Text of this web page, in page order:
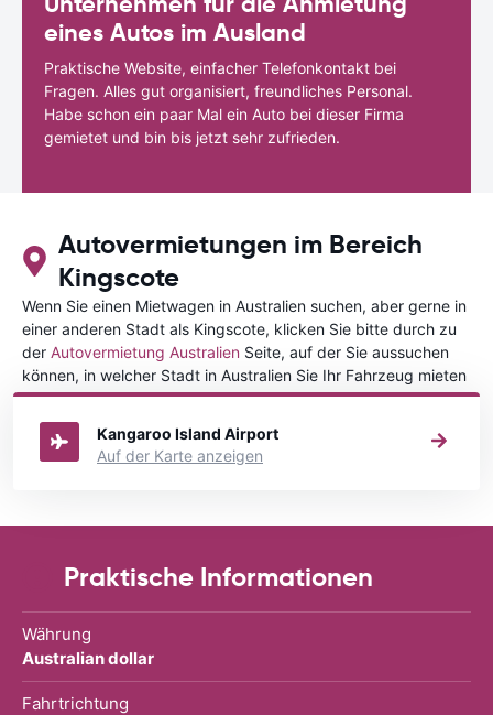
eines Autos im Ausland
Praktische Website, einfacher Telefonkontakt bei
Fragen. Alles gut organisiert, freundliches Personal.
Habe schon ein paar Mal ein Auto bei dieser Firma
gemietet und bin bis jetzt sehr zufrieden.
Autovermietungen im Bereich
Kingscote
Wenn Sie einen Mietwagen in Australien suchen, aber gerne in
einer anderen Stadt als Kingscote, klicken Sie bitte durch zu
der Autovermietung Australien Seite, auf der Sie aussuchen
können, in welcher Stadt in Australien Sie Ihr Fahrzeug mieten
wollen.
Kangaroo Island Airport
Auf der Karte anzeigen
Praktische Informationen
Währung
Australian dollar
Fahrtrichtung